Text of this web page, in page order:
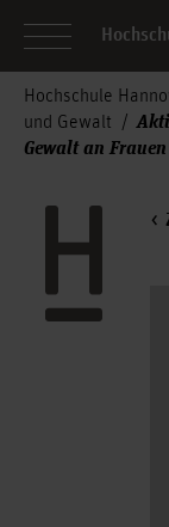
Hochschule
und Gewalt
Gewalt an